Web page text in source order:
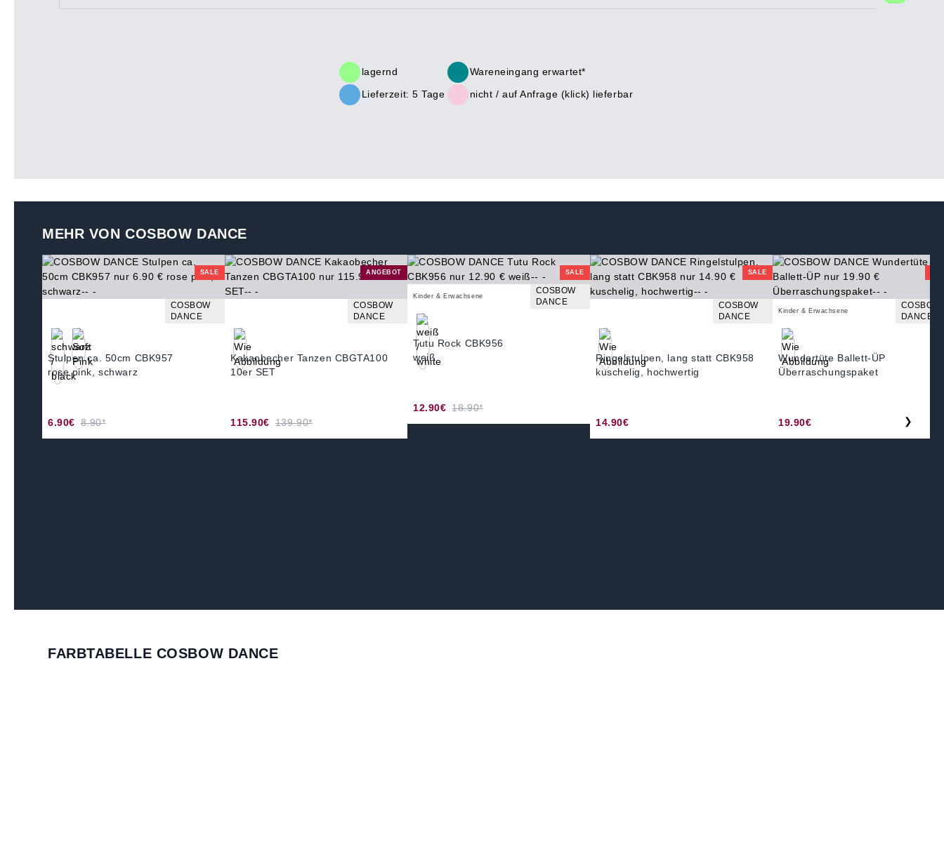
lagernd
Wareneingang erwartet*
Lieferzeit: 5 Tage
nicht / auf Anfrage (klick) lieferbar
MEHR VON COSBOW DANCE
SALE
COSBOW
DANCE
Stulpen ca. 50cm CBK957
rose pink, schwarz
6.90€ 8.90*
ANGEBOT
COSBOW
DANCE
Kakaobecher Tanzen CBGTA100
10er SET
115.90€ 139.90*
SALE
Kinder & Erwachsene
COSBOW
DANCE
Tutu Rock CBK956
weiß
12.90€ 18.90*
SALE
COSBOW
DANCE
Ringelstulpen, lang statt CBK958
kuschelig, hochwertig
14.90€
Kinder & Erwachsene
COSBOW
DANCE
Wundertüte Ballett-ÜP
Überraschungspaket
19.90€ ❯
FARBTABELLE COSBOW DANCE